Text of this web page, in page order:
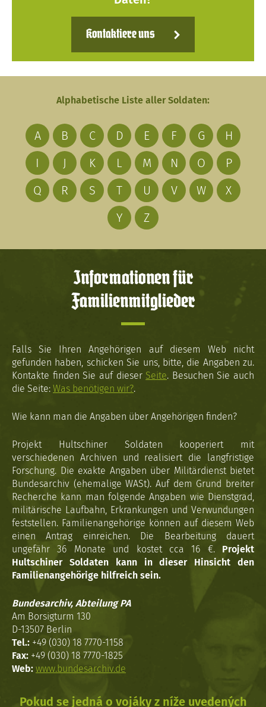
Kontaktiere uns
Alphabetische Liste aller Soldaten:
A B C D E F G
H
I
J K L M N O
P
Q
R S T U V W
X
Y
Z
Informationen für
Familienmitglieder
Falls Sie Ihren Angehörigen auf diesem Web nicht
gefunden haben, schicken Sie uns, bitte, die Angaben zu.
Kontakte finden Sie auf dieser Seite. Besuchen Sie auch
die Seite: Was benötigen wir?.
Wie kann man die Angaben über Angehörigen finden?
Projekt Hultschiner Soldaten kooperiert mit
verschiedenen Archiven und realisiert die langfristige
Forschung. Die exakte Angaben über Militärdienst bietet
Bundesarchiv (ehemalige WASt). Auf dem Grund breiter
Recherche kann man folgende Angaben wie Dienstgrad,
militärische Laufbahn, Erkrankungen und Verwundungen
feststellen. Familienangehörige können auf diesem Web
einen Antrag einreichen. Die Bearbeitung dauert
ungefähr 36 Monate und kostet cca 16 €. Projekt
Hultschiner Soldaten kann in dieser Hinsicht den
Familienangehörige hilfreich sein.
Bundesarchiv, Abteilung PA
Am Borsigturm 130
D-13507 Berlin
Tel.: +49 (030) 18 7770-1158
Fax: +49 (030) 18 7770-1825
Web: www.bundesarchiv.de
Pokud se jedná o vojáky z níže uvedených